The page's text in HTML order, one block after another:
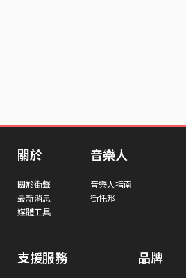
關於
關於街聲
最新消息
媒體工具
音樂人
音樂人指南
街托邦
支援服務 品牌